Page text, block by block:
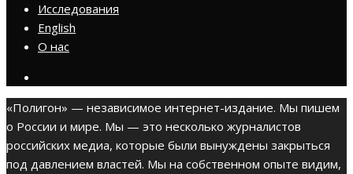
Исследования
English
О нас
«Полигон» — независимое интернет-издание. Мы пишем
о России и мире. Мы — это несколько журналистов
российских медиа, которые были вынуждены закрыться
под давлением властей. Мы на собственном опыте видим,